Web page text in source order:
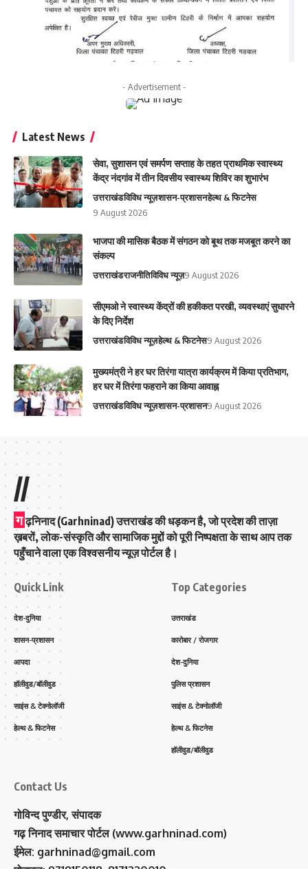
- Advertisement -
Latest News
सेवा, सुशासन एवं समर्पण सप्ताह के तहत प्राथमिक स्वास्थ्य
केंद्र नंदगांव में तीन दिवसीय स्वास्थ्य शिविर का शुभारंभ
उत्तराखंडविविध न्यूज़शासन-प्रशासनहेल्थ & फिटनेस
9 August 2026
भाजपा की मासिक बैठक में संगठन को बूथ तक मजबूत करने का
संकल्प
उत्तराखंडराजनीतिविविध न्यूज़9 August 2026
सीएमओ ने स्वास्थ्य केंद्रों की हकीकत परखी, व्यवस्थाएं सुधारने
के दिए निर्देश
उत्तराखंडविविध न्यूज़हेल्थ & फिटनेस9 August 2026
मुख्यमंत्री ने हर घर तिरंगा यात्रा कार्यक्रम में किया प्रतिभाग,
हर घर में तिरंगा फहराने का किया आवाह्न
उत्तराखंडविविध न्यूज़शासन-प्रशासन9 August 2026
//
ग ढ़निनाद (Garhninad) उत्तराखंड की धड़कन है, जो प्रदेश की ताज़ा
ख़बरों, लोक-संस्कृति और सामाजिक मुद्दों को पूरी निष्पक्षता के साथ आप तक
पहुँचाने वाला एक विश्वसनीय न्यूज़ पोर्टल है।
Quick Link
देश-दुनिया
शासन-प्रशासन
आपदा
हॉलीवुड/बॉलीवुड
साइंस & टेक्नोलॉजी
हेल्थ & फिटनेस
Top Categories
उत्तराखंड
कारोबार / रोजगार
देश-दुनिया
पुलिस प्रशासन
साइंस & टेक्नोलॉजी
हेल्थ & फिटनेस
हॉलीवुड/बॉलीवुड
Contact Us
गोविन्द पुण्डीर, संपादक
गढ़ निनाद समाचार पोर्टल (www.garhninad.com)
ईमेल: garhninad@gmail.com